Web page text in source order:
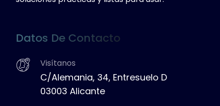
Datos De Contacto
Visítanos
C/Alemania, 34, Entresuelo D
03003 Alicante